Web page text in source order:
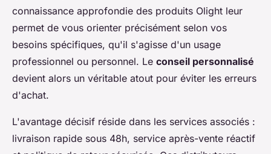
connaissance approfondie des produits Olight leur
permet de vous orienter précisément selon vos
besoins spécifiques, qu'il s'agisse d'un usage
professionnel ou personnel. Le conseil personnalisé
devient alors un véritable atout pour éviter les erreurs
d'achat.
L'avantage décisif réside dans les services associés :
livraison rapide sous 48h, service après-vente réactif